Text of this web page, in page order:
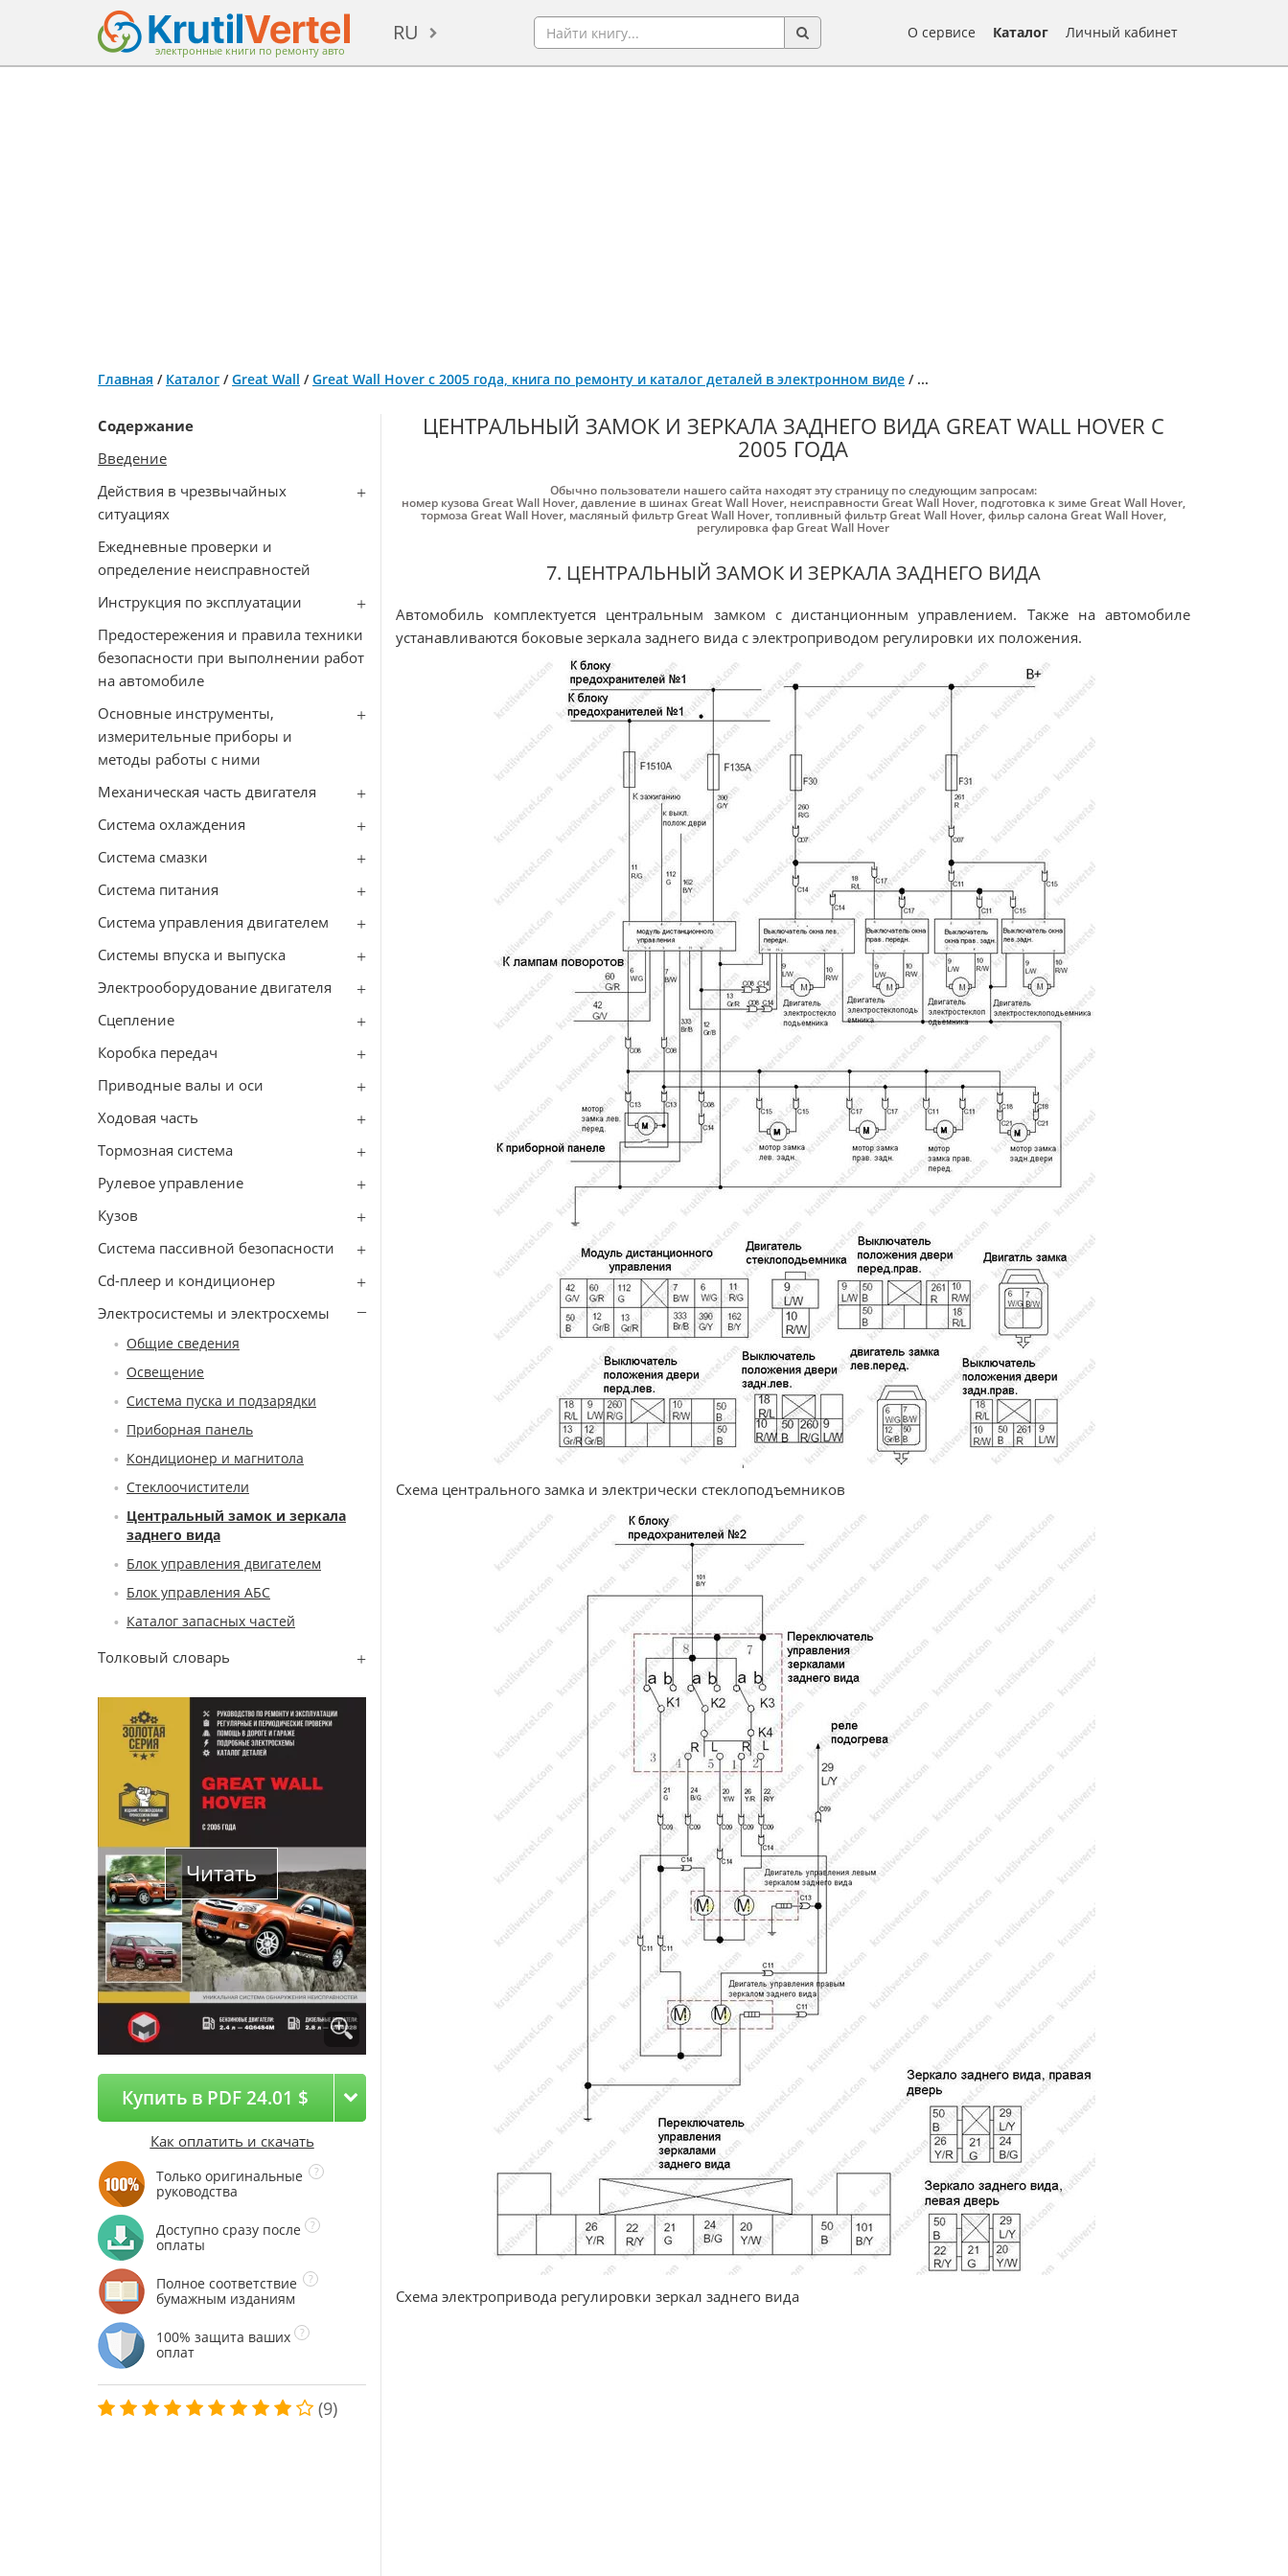
электронные книги по ремонту авто
RU О сервисе Каталог Личный кабинет
Главная / Каталог /Great Wall /Great Wall Hover с 2005 года, книга по ремонту и каталог деталей в электронном виде / ...
Содержание
Введение
Действия в чрезвычайных
ситуациях
Ежедневные проверки и
определение неисправностей
Инструкция по эксплуатации
Предостережения и правила техники
безопасности при выполнении работ
на автомобиле
Основные инструменты,
измерительные приборы и
методы работы с ними
Механическая часть двигателя
Система охлаждения
Система смазки
Система питания
Система управления двигателем
Системы впуска и выпуска
Электрооборудование двигателя
Сцепление
Коробка передач
Приводные валы и оси
Ходовая часть
Тормозная система
Рулевое управление
Кузов
Система пассивной безопасности
Cd-плеер и кондиционер
Электросистемы и электросхемы
Общие сведения
Освещение
Система пуска и подзарядки
Приборная панель
Кондиционер и магнитола
Стеклоочистители
Центральный замок и зеркала
заднего вида
Блок управления двигателем
Блок управления АБС
Каталог запасных частей
Толковый словарь
Читать
Купить в PDF 24.01 $
Как оплатить и скачать
Только оригинальные
руководства
Доступно сразу после
оплаты
Полное соответствие
бумажным изданиям
100% защита ваших
оплат
(9)
ЦЕНТРАЛЬНЫЙ ЗАМОК И ЗЕРКАЛА ЗАДНЕГО ВИДА GREAT WALL HOVER С
2005 ГОДА
Обычно пользователи нашего сайта находят эту страницу по следующим запросам:
номер кузова Great Wall Hover,давление в шинах Great Wall Hover, неисправности Great Wall Hover, подготовка к зиме Great Wall Hover,
тормоза Great Wall Hover, масляный фильтр Great Wall Hover,топливный фильтр Great Wall Hover,фильр салона Great Wall Hover,
регулировка фар Great Wall Hover
7. ЦЕНТРАЛЬНЫЙ ЗАМОК И ЗЕРКАЛА ЗАДНЕГО ВИДА
Автомобиль комплектуется центральным замком с дистанционным управлением. Также на автомобиле
устанавливаются боковые зеркала заднего вида с электроприводом регулировки их положения.
Схема центрального замка и электрически стеклоподъемников
Схема электропривода регулировки зеркал заднего вида